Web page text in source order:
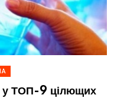
у ТОП-9 цілющих